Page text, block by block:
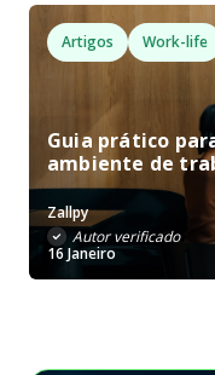
Artigos Work-life
Guia prático
ambiente de
Zallpy
Autor verificado
16 Janeiro